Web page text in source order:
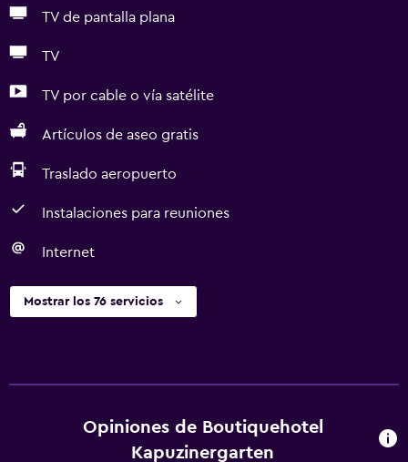
TV de pantalla plana
TV
TV por cable o vía satélite
Artículos de aseo gratis
Traslado aeropuerto
Instalaciones para reuniones
Internet
Mostrar los 76 servicios
Opiniones de Boutiquehotel
Kapuzinergarten